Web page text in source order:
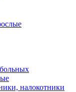
налокотники